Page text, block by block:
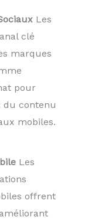
Les
clé
marques
pour
du contenu
mobiles.
Les
offrent